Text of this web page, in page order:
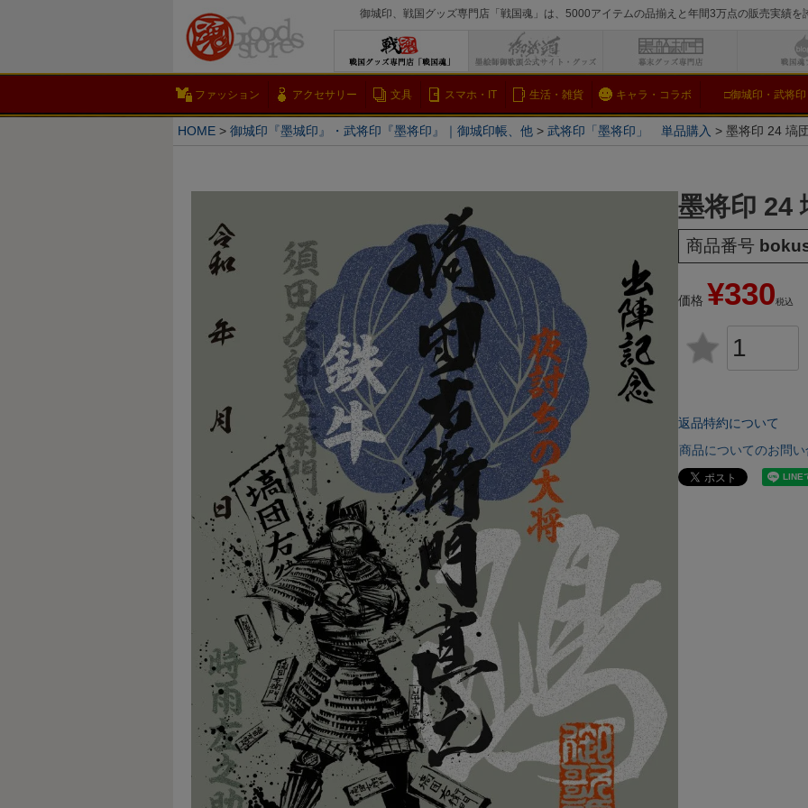
御城印、戦国グッズ専門店「戦国魂」は、5000アイテムの品揃えと年間3万点の販売実績
検索
ファッション アクセサリー 文具 スマホ・IT 生活・雑貨 キャラ・コラボ □御城印・武将印
HOME 御城印『墨城印』・武将印『墨将印』｜御城印帳、他 武将印「墨将印」 単品購入 墨将印 24 塙
墨将印 24
商品番号
価格 ¥330税込
返品特約について
商品についてのお問